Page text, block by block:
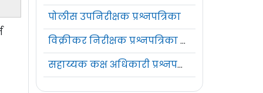
पोलीस उपनिरीक्षक प्रश्नपत्रिका
विक्रीकर निरीक्षक प्रश्नपत्रिका संच
सहाय्यक कक्ष अधिकारी प्रश्नपत्रिका संच